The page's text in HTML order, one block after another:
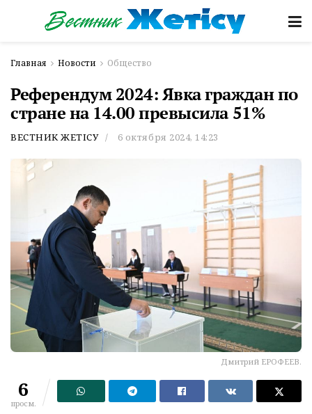
Главная Новости Общество
Референдум 2024: Явка граждан по
стране на 14.00 превысила 51%
ВЕСТНИК ЖЕТІСУ 6 октября 2024, 14:23
Дмитрий ЕРОФЕЕВ.
6
просм.